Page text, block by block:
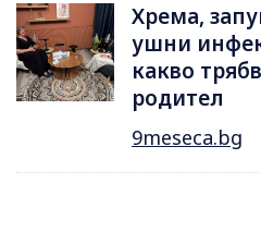
Хрема,
ушни
какво
родител
9meseca.bg